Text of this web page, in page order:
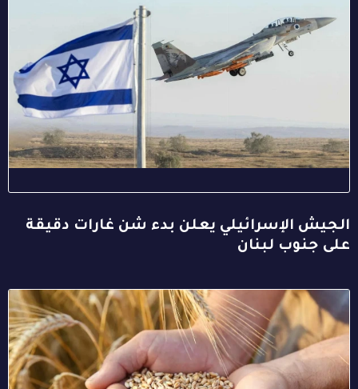
الجيش الإسرائيلي يعلن بدء شن غارات دقيقة
على جنوب لبنان